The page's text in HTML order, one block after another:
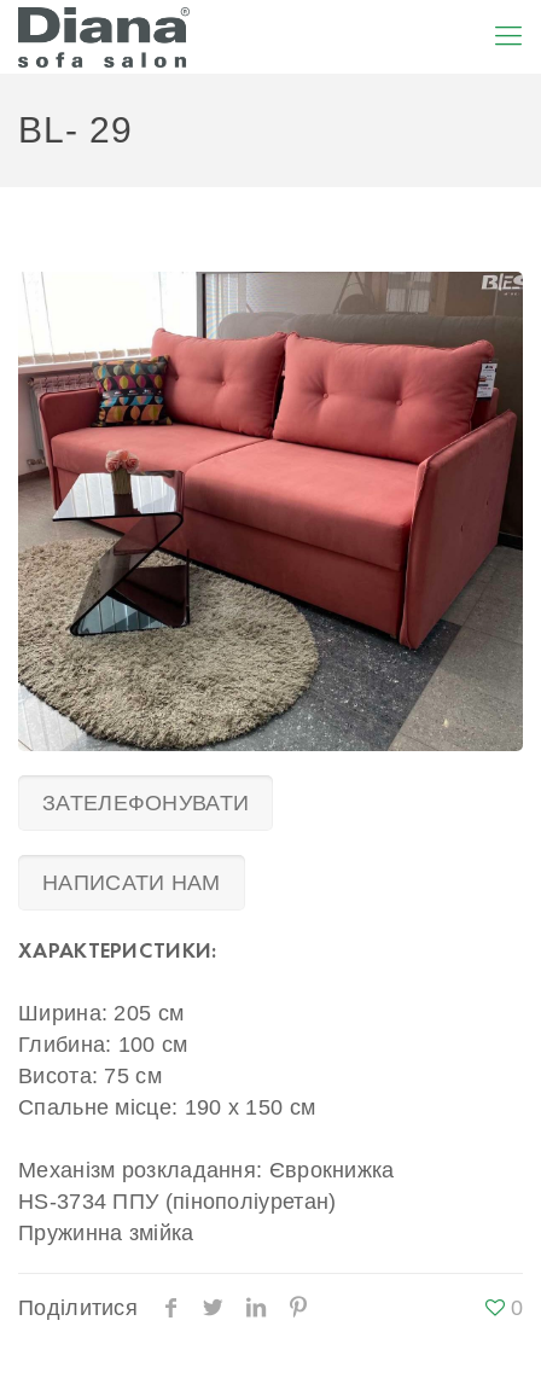
BL- 29
ЗАТЕЛЕФОНУВАТИ
НАПИСАТИ НАМ
ХАРАКТЕРИСТИКИ:
Ширина: 205 см
Глибина: 100 см
Висота: 75 см
Спальне місце: 190 х 150 см
Механізм розкладання: Єврокнижка
HS-3734 ППУ (пінополіуретан)
Пружинна змійка
Поділитися 0